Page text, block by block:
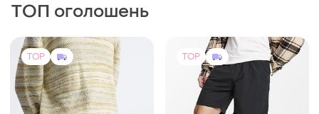
ТОП оголошень
TOP TOP